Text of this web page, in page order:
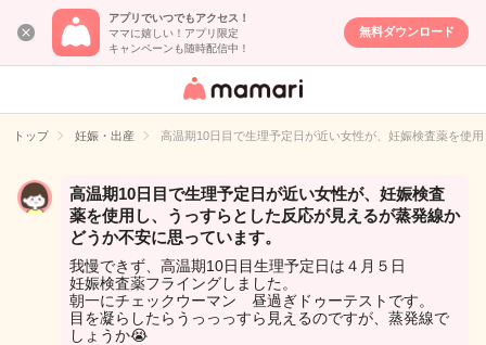
アプリでいつでもアクセス！
ママに嬉しい！アプリ限定
キャンペーンも随時配信中！
無料ダウンロード
女性専用匿名QA
イト
トップ 妊娠・出産 高温期10日目で生理予定日が近い女性が、妊娠検査薬を使
高温期10日目で生理予定日が近い女性が、妊娠検査
薬を使用し、うっすらとした反応が見えるが蒸発線か
どうか不安に思っています。
我慢できず、高温期10日目生理予定日は４月５日
妊娠検査薬フライングしました。
朝一にチェックウーマン 昼過ぎドゥーテストです。
目を凝らしたらうっっっすら見えるのですが、蒸発線で
しょうか😭